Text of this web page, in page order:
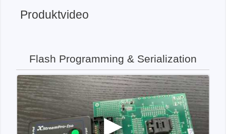
Produktvideo
Flash Programming & Serialization